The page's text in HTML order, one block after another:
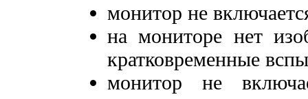
монитор не
на мониторе нет
кратковременные
монитор не